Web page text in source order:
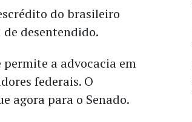
do brasileiro
desentendido.
permite a advocacia em
federais. O
agora para o Senado.